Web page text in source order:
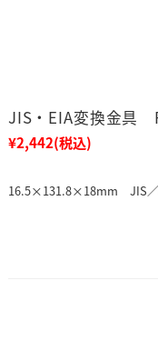
JIS・EIA変換金具
¥2,442(税込)
16.5×131.8×18mm JIS／